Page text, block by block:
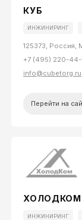
КУБ
ИНЖИНИРИНГ
125373, Россия,
+7 (495) 220-44-
info@cubetorg.ru
Перейти на
ХОЛОДКОМ
ИНЖИНИРИНГ